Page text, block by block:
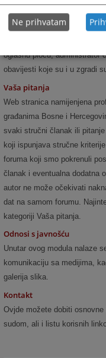
Oglasna ploča
Kroz informacije krećete se
oglasnu ploču, administrator
obavijesti koje su i u zgradi
Vaša pitanja
Web stranica namijenjena
građanima Bosne i
svaki stručni članak ili
koji ispunjava stručne
foruma koji smo pokrenuli
članak i eventualna dodatna
autor ne može očekivati
dat na samom forumu.
kategoriji Vaša pitanja.
Odnosi s javnošću
Unutar ovog modula nalaze
komunikaciju sa medijima,
galerija slika.
Kontakt
Ovjde možete dobiti
sudom, ali i listu korisnih
Ne prihvatam